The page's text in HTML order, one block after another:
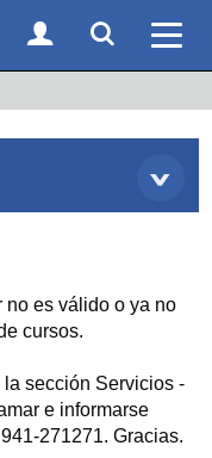
web
Acceso Socios
Acceso
no es válido o ya no
cursos.
sección Servicios -
e informarse
271271. Gracias.